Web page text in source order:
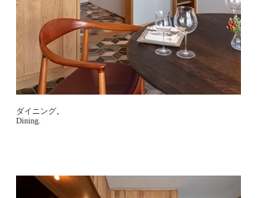
ダイニング。
Dining.